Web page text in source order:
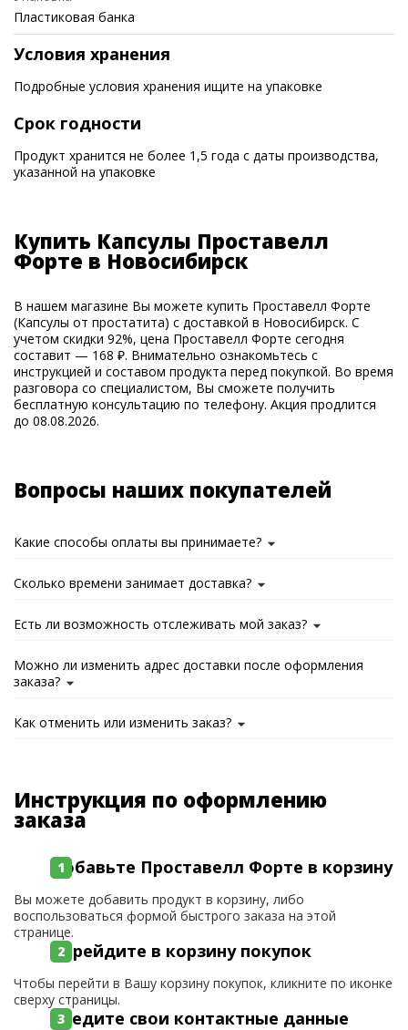
Пластиковая банка
Условия хранения
Подробные условия хранения ищите на упаковке
Срок годности
Продукт хранится не более 1,5 года с даты производства,
указанной на упаковке
Купить Капсулы Проставелл
Форте в Новосибирск
В нашем магазине Вы можете купить Проставелл Форте
(Капсулы от простатита) с доставкой в Новосибирск. С
учетом скидки 92%, цена Проставелл Форте сегодня
составит — 168 ₽. Внимательно ознакомьтесь с
инструкцией и составом продукта перед покупкой. Во время
разговора со специалистом, Вы сможете получить
бесплатную консультацию по телефону. Акция продлится
до 08.08.2026.
Вопросы наших покупателей
Какие способы оплаты вы принимаете?
Сколько времени занимает доставка?
Есть ли возможность отслеживать мой заказ?
Можно ли изменить адрес доставки после оформления
заказа?
Как отменить или изменить заказ?
Инструкция по оформлению
заказа
Добавьте Проставелл Форте в корзину
Вы можете добавить продукт в корзину, либо
воспользоваться формой быстрого заказа на этой
странице.
Перейдите в корзину покупок
Чтобы перейти в Вашу корзину покупок, кликните по иконке
сверху страницы.
Введите свои контактные данные